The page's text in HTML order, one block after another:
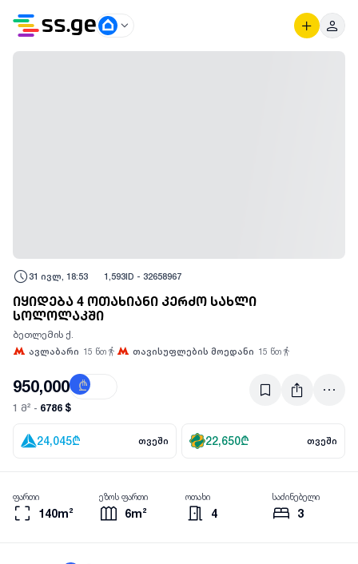
31 ივლ, 18:53 1,593ID - 32658967
იყიდება 4 ოთახიანი კერძო სახლი
სოლოლაკში
ბეთლემის ქ.
ავლაბარი 15 წთ თავისუფლების მოედანი 15 წთ
950,000 ₾
1 მ² - 6786 $
24,045₾ თვეში 22,650₾ თვეში
140m²
ფართი
6m²
ეზოს ფართი
4
ოთახი
3
საძინებელი